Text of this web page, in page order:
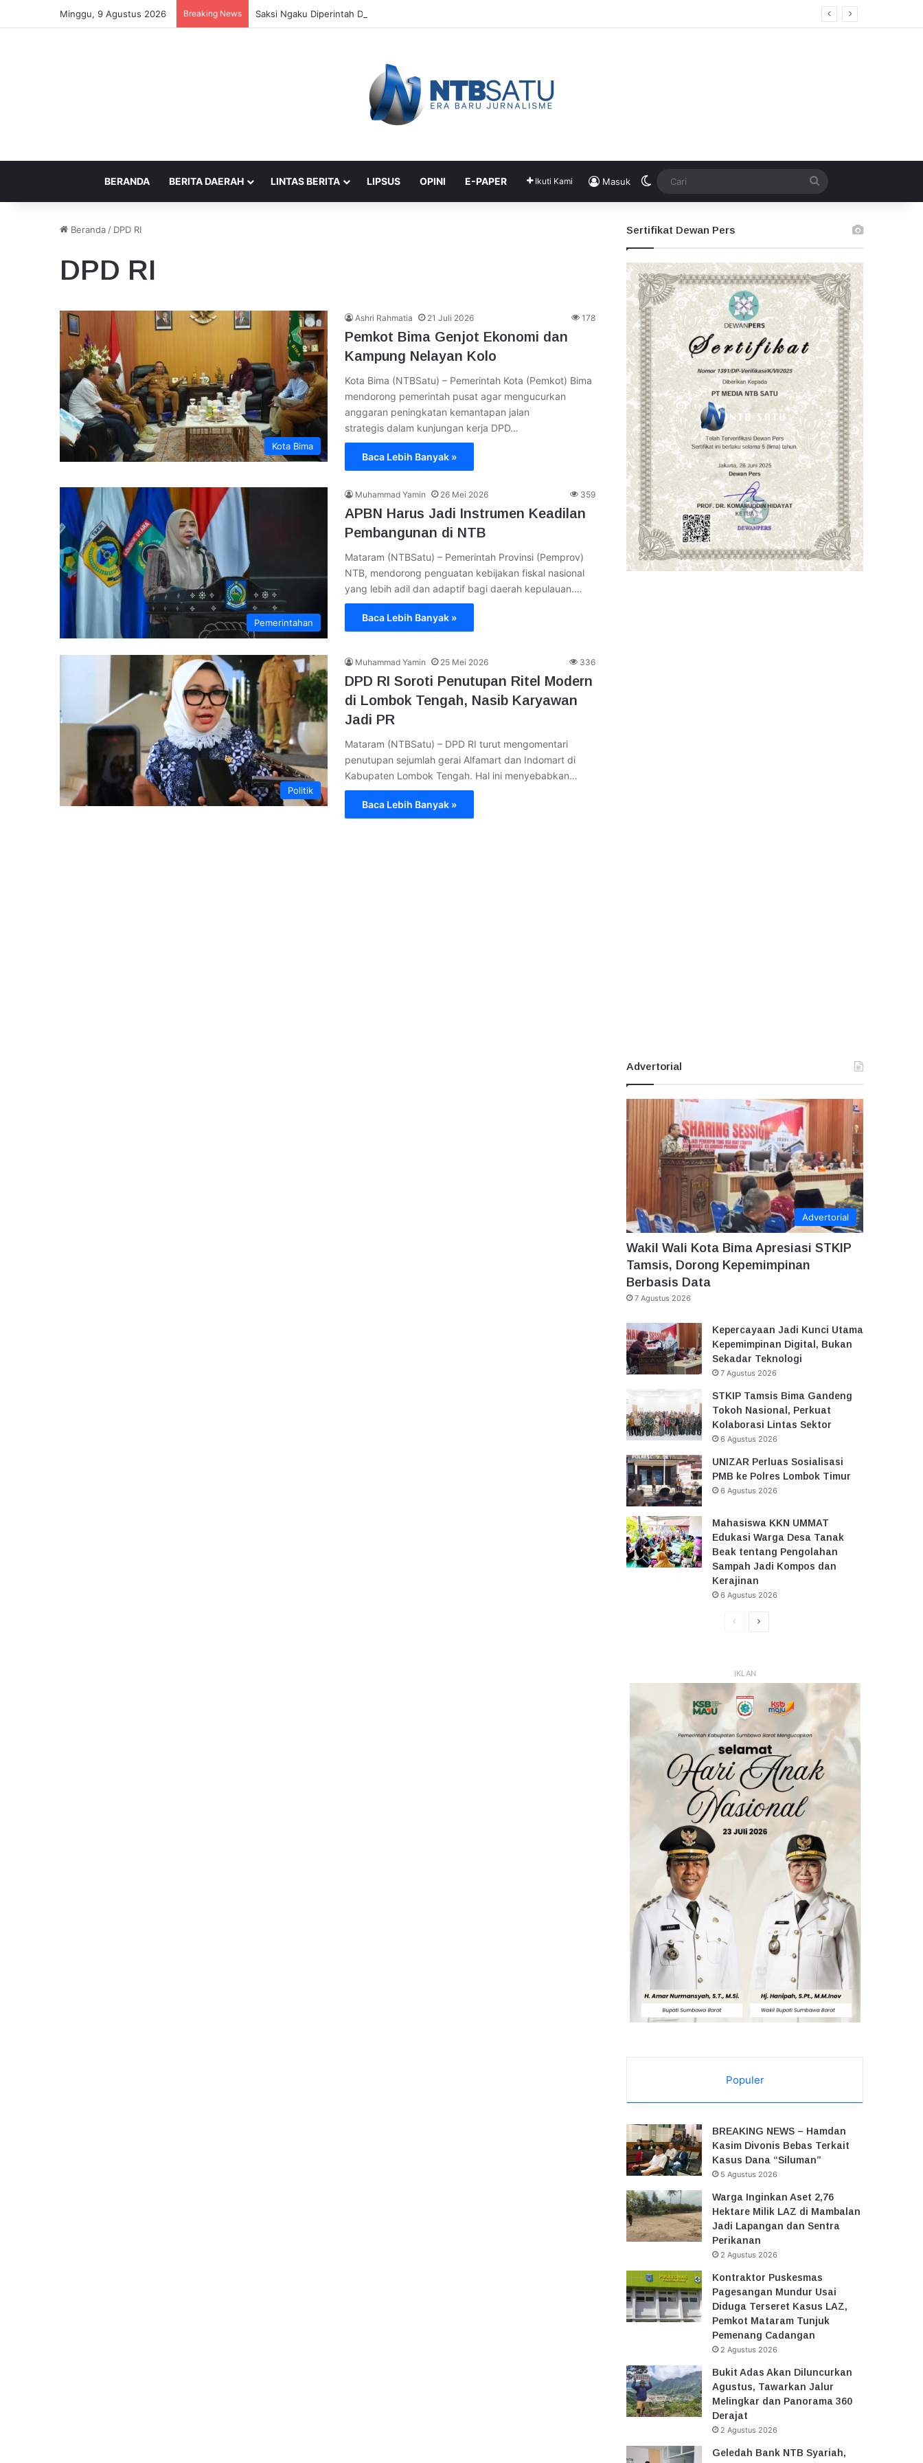
Minggu, 9 Agustus 2026 Breaking News Saksi Ngaku Diperintah Didik Titip Koper Berat dan HP Mati ke Pegawai Bank
BERANDA BERITA DAERAH LINTAS BERITA LIPSUS OPINI E-PAPER Ikuti Kami Masuk Switch skin
Beranda / DPD RI
DPD RI
Kota Bima
Ashri Rahmatia 21 Juli 2026 178
Pemkot Bima Genjot Ekonomi dan
Kampung Nelayan Kolo
Kota Bima (NTBSatu) – Pemerintah Kota (Pemkot) Bima
mendorong pemerintah pusat agar mengucurkan
anggaran peningkatan kemantapan jalan
strategis dalam kunjungan kerja DPD…
Baca Lebih Banyak »
Pemerintahan
Muhammad Yamin 26 Mei 2026 359
APBN Harus Jadi Instrumen Keadilan
Pembangunan di NTB
Mataram (NTBSatu) – Pemerintah Provinsi (Pemprov)
NTB, mendorong penguatan kebijakan fiskal nasional
yang lebih adil dan adaptif bagi daerah kepulauan.…
Baca Lebih Banyak »
Politik
Muhammad Yamin 25 Mei 2026 336
DPD RI Soroti Penutupan Ritel Modern
di Lombok Tengah, Nasib Karyawan
Jadi PR
Mataram (NTBSatu) – DPD RI turut mengomentari
penutupan sejumlah gerai Alfamart dan Indomart di
Kabupaten Lombok Tengah. Hal ini menyebabkan…
Baca Lebih Banyak »
Sertifikat Dewan Pers
Advertorial
Advertorial
Wakil Wali Kota Bima Apresiasi STKIP
Tamsis, Dorong Kepemimpinan
Berbasis Data
7 Agustus 2026
Kepercayaan Jadi Kunci Utama
Kepemimpinan Digital, Bukan
Sekadar Teknologi
7 Agustus 2026
STKIP Tamsis Bima Gandeng
Tokoh Nasional, Perkuat
Kolaborasi Lintas Sektor
6 Agustus 2026
UNIZAR Perluas Sosialisasi
PMB ke Polres Lombok Timur
6 Agustus 2026
Mahasiswa KKN UMMAT
Edukasi Warga Desa Tanak
Beak tentang Pengolahan
Sampah Jadi Kompos dan
Kerajinan
6 Agustus 2026
HalamanHalaman
IKLAN
Populer
BREAKING NEWS – Hamdan
Kasim Divonis Bebas Terkait
Kasus Dana “Siluman”
5 Agustus 2026
Warga Inginkan Aset 2,76
Hektare Milik LAZ di Mambalan
Jadi Lapangan dan Sentra
Perikanan
2 Agustus 2026
Kontraktor Puskesmas
Pagesangan Mundur Usai
Diduga Terseret Kasus LAZ,
Pemkot Mataram Tunjuk
Pemenang Cadangan
2 Agustus 2026
Bukit Adas Akan Diluncurkan
Agustus, Tawarkan Jalur
Melingkar dan Panorama 360
Derajat
2 Agustus 2026
Geledah Bank NTB Syariah,